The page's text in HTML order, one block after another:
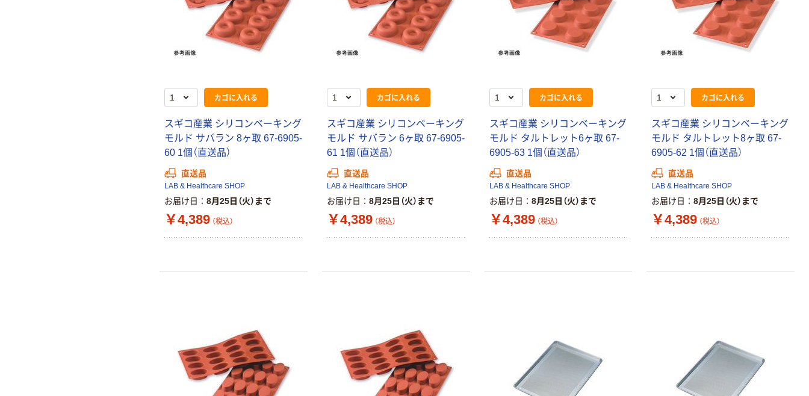
カゴに入れる
スギコ産業 シリコンベーキング
モルド サバラン 8ヶ取 67-6905-
60 1個（直送品）
直送品
LAB & Healthcare SHOP
お届け日 8月25日（火）まで
￥4,389 （税込）
カゴに入れる
スギコ産業 シリコンベーキング
モルド サバラン 6ヶ取 67-6905-
61 1個（直送品）
直送品
LAB & Healthcare SHOP
お届け日 8月25日（火）まで
￥4,389 （税込）
カゴに入れる
スギコ産業 シリコンベーキング
モルド タルトレット6ヶ取 67-
6905-63 1個（直送品）
直送品
LAB & Healthcare SHOP
お届け日 8月25日（火）まで
￥4,389 （税込）
カゴに入れる
スギコ産業 シリコンベーキング
モルド タルトレット8ヶ取 67-
6905-62 1個（直送品）
直送品
LAB & Healthcare SHOP
お届け日 8月25日（火）まで
￥4,389 （税込）